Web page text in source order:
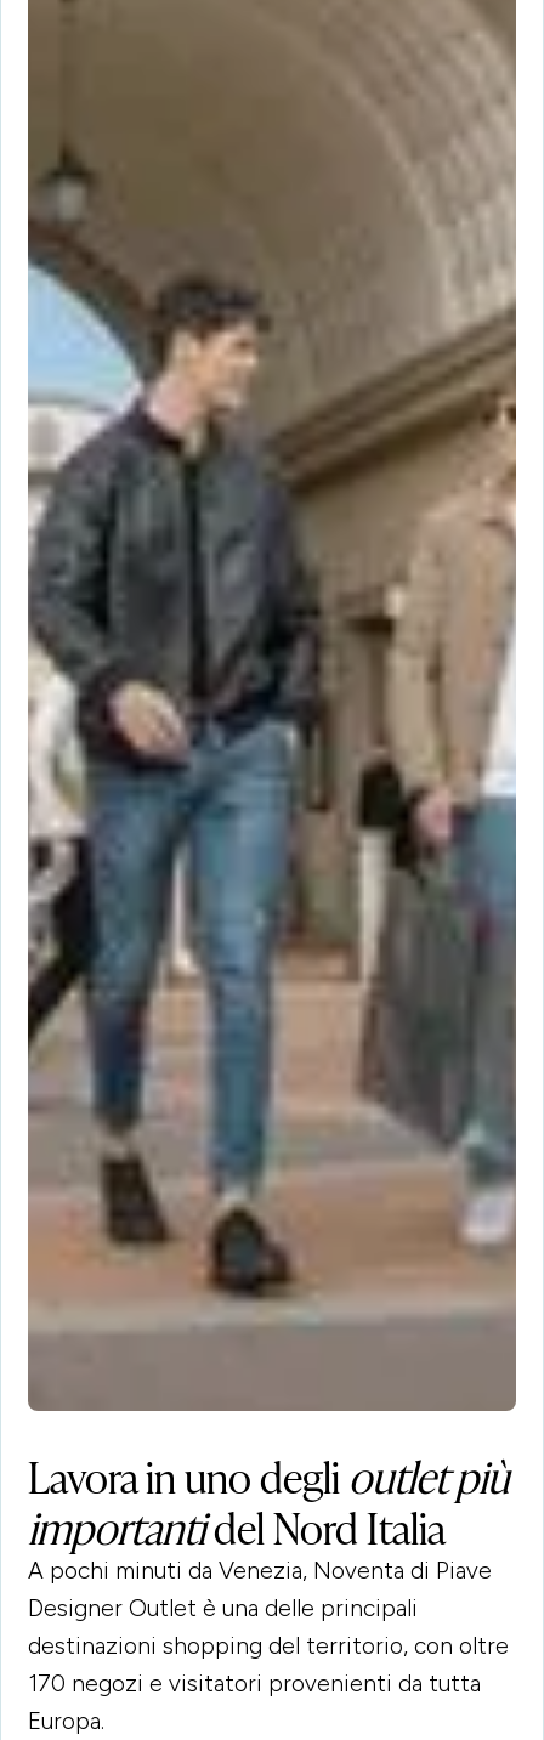
Lavora in uno deglioutlet più
importantidel Nord Italia
A pochi minuti da Venezia, Noventa di Piave
Designer Outlet è una delle principali
destinazioni shopping del territorio, con oltre
170 negozi e visitatori provenienti da tutta
Europa.